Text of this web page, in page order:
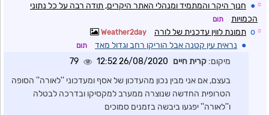
☼
● חנוך היקר והמתמיד ומנהלי האתר היקרים, תודה רבה על כל נתוני
הכמויות
תום
☼
o תמונת לווין עדכנית של לורה Weather2day
● נראית עין קטנה אבל הוריקן רחב וגדול מאד תום
מיקום: קרית חיים 26/08/2020 12:52
79
בעצם, אם אני מבין נכון מהעדכון של אסף ומעדכוני ''לאורה'' הסופה
הטרופית החדשה שנוצרה ממערב למקסיקו ובדרכה לבטלה
ו''לאורה'' יפגעו ביבשה בזמנים סמוכים